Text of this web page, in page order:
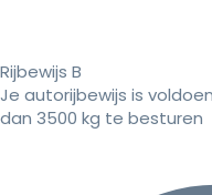
Rijbewijs B
Je autorijbewijs is
dan 3500 kg te besturen